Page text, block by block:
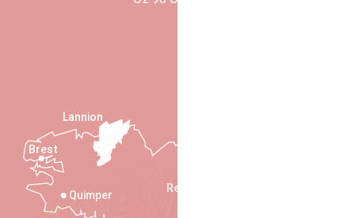
Rennes
Quimper
Lannion
Brest